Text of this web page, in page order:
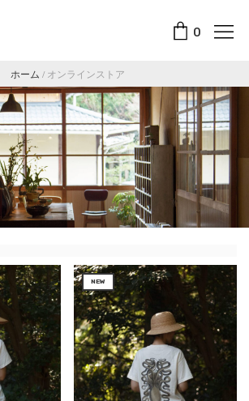
0
ホーム / オンラインストア
NEW